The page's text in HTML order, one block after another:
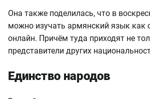
Она также поделилась, что в
можно изучать армянский язык как
онлайн. Причём туда приходят не
представители других
Единство народов